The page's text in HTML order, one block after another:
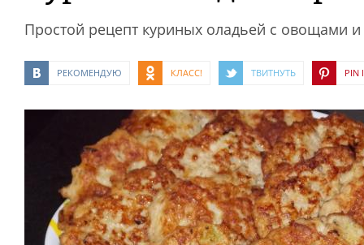
Простой рецепт куриных оладьей с овощами
РЕКОМЕНДУЮ КЛАСС! ТВИТНУТЬ PIN